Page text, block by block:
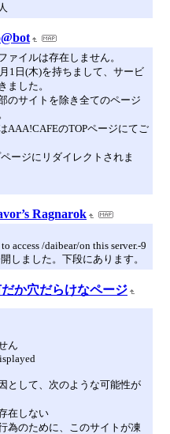
ァイルは存在しません。
1日(木)を持ちまして、サービ
ました。
のサイトを除き全てのページ
AAA!CAFEのTOPページにてご
ージにリダイレクトされま
Ragnarok
access /daibear/on this server.-9
しました。下段にあります。
か穴だらけなページ
ん
として、次のような可能性が
在しない
為のために、このサイトが凍